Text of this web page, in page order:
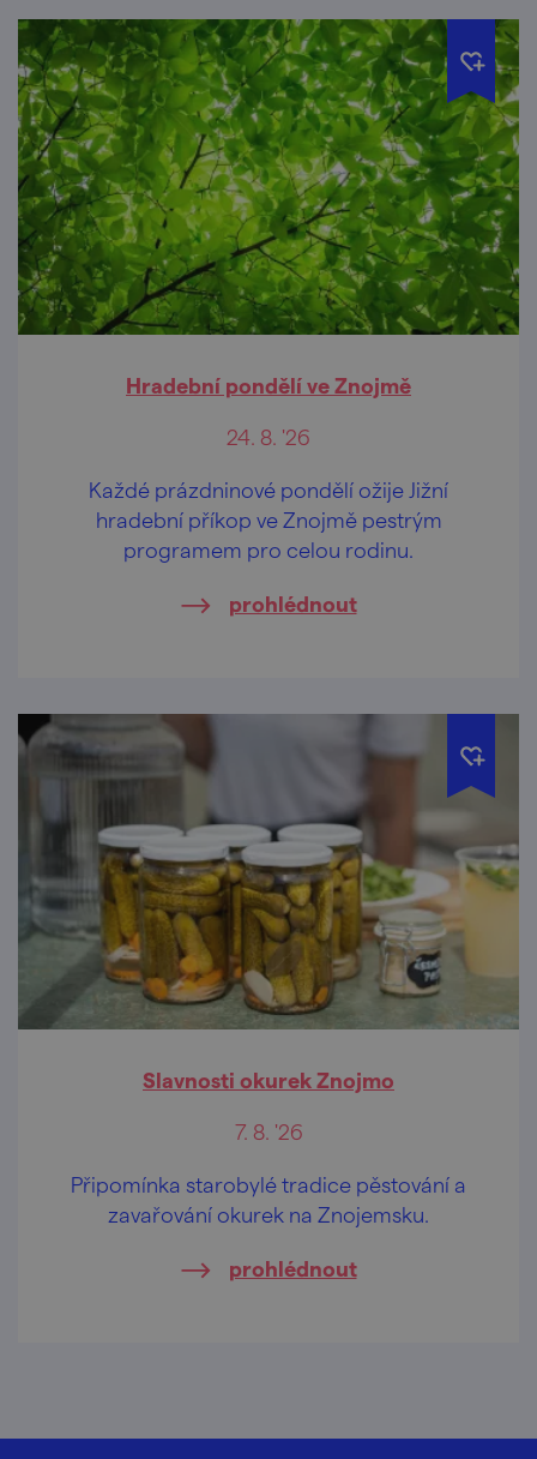
Hradební pondělí ve Znojmě
24. 8. '26
Každé prázdninové pondělí ožije Jižní
hradební příkop ve Znojmě pestrým
programem pro celou rodinu.
prohlédnout
Slavnosti okurek Znojmo
7. 8. '26
Připomínka starobylé tradice pěstování a
zavařování okurek na Znojemsku.
prohlédnout